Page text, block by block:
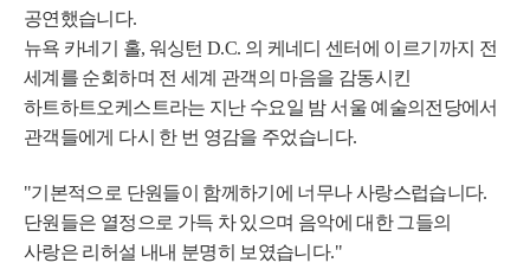
공연했습니다.
뉴욕 카네기 홀, 워싱턴 D.C. 의 케네디 센터에 이르기까지 전
세계를 순회하며 전 세계 관객의 마음을 감동시킨
하트하트오케스트라는 지난 수요일 밤 서울 예술의전당에서
관객들에게 다시 한 번 영감을 주었습니다.
"기본적으로 단원들이 함께하기에 너무나 사랑스럽습니다.
단원들은 열정으로 가득 차 있으며 음악에 대한 그들의
사랑은 리허설 내내 분명히 보였습니다."